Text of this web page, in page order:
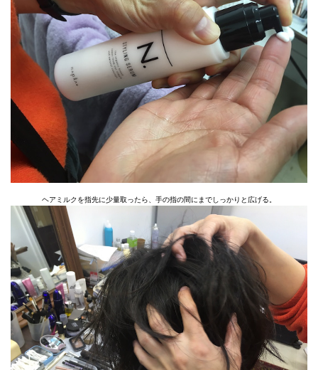
ヘアミルクを指先に少量取ったら、手の指の間にまでしっかりと広げる。